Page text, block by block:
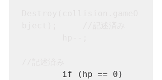
if (hp == 0)